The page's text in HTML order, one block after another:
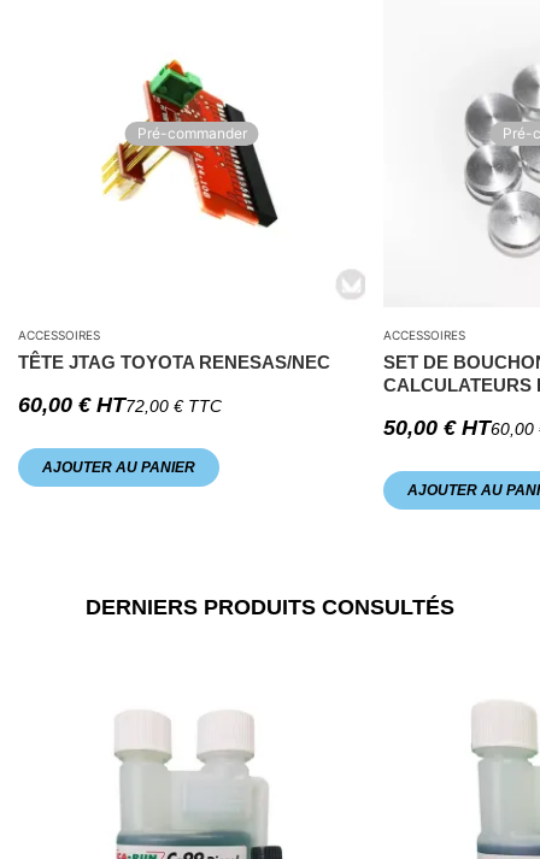
Pré-commander
ACCESSOIRES
TÊTE JTAG TOYOTA RENESAS/NEC
60,00 €HT72,00 €TTC
AJOUTER AU PANIER
Pré-
ACCESSOIRES
SET DE
CALCULATEURS
50,00 €HT60,00
AJOUTER AU
DERNIERS PRODUITS CONSULTÉS